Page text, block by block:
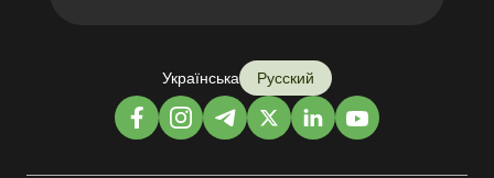
Українська Русский